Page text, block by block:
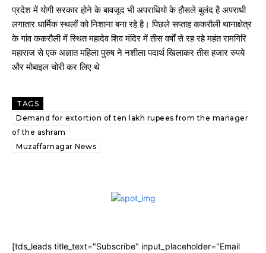
प्रदेश में योगी सरकार होने के बावजूद भी अपराधियो के हौसले बुलंद है अपराधी
लगातार धार्मिक स्थलों को निशाना बना रहे है। पिछले सप्ताह ककरौली थानाक्षेत्र
के गांव ककरौली में स्थित महादेव शिव मंदिर में तीस वर्षों से रह रहे महंत रामगिरि
महाराज से एक अज्ञात महिला पुरुष ने नशीला पदार्थ खिलाकर तीस हजार रुपये
और मोबाइल चोरी कर लिए थे
TAGS
Demand for extortion of ten lakh rupees from the manager
of the ashram
Muzaffarnagar News
[tds_leads title_text="Subscribe" input_placeholder="Email